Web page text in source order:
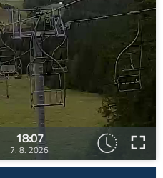
18:07
7. 8. 2026